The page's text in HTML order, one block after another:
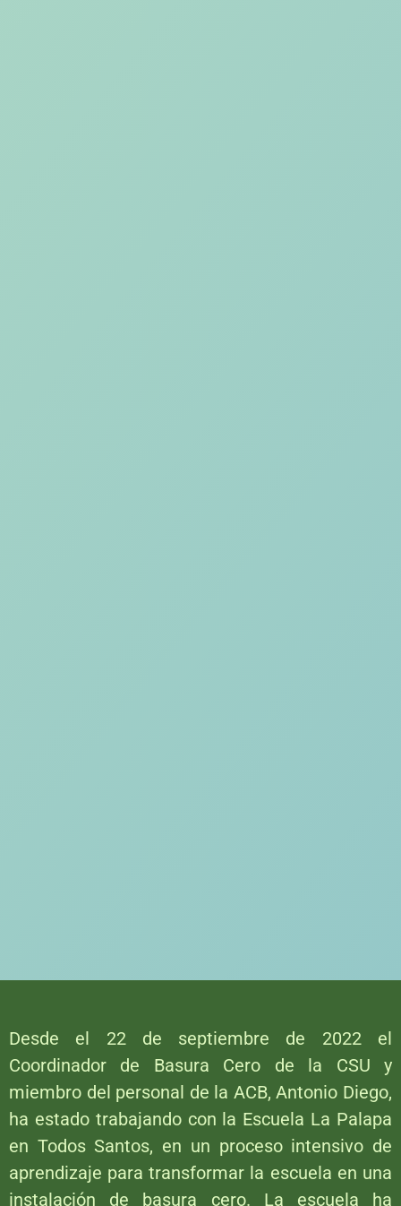
Desde el 22 de septiembre de 2022 el
Coordinador de Basura Cero de la CSU y
miembro del personal de la ACB, Antonio Diego,
ha estado trabajando con la Escuela La Palapa
en Todos Santos, en un proceso intensivo de
aprendizaje para transformar la escuela en una
instalación de basura cero. La escuela ha